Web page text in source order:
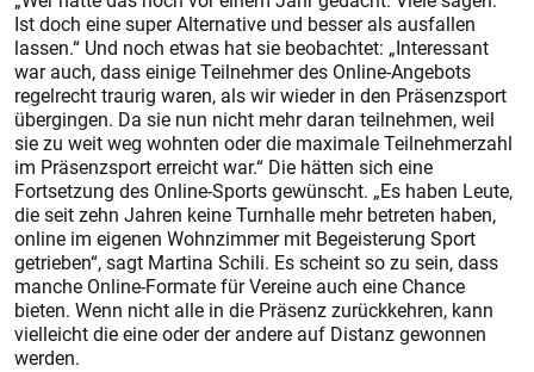
Ist doch eine super Alternative und besser als ausfallen
lassen.“ Und noch etwas hat sie beobachtet: „Interessant
war auch, dass einige Teilnehmer des Online-Angebots
regelrecht traurig waren, als wir wieder in den Präsenzsport
übergingen. Da sie nun nicht mehr daran teilnehmen, weil
sie zu weit weg wohnten oder die maximale Teilnehmerzahl
im Präsenzsport erreicht war.“ Die hätten sich eine
Fortsetzung des Online-Sports gewünscht. „Es haben Leute,
die seit zehn Jahren keine Turnhalle mehr betreten haben,
online im eigenen Wohnzimmer mit Begeisterung Sport
getrieben“, sagt Martina Schili. Es scheint so zu sein, dass
manche Online-Formate für Vereine auch eine Chance
bieten. Wenn nicht alle in die Präsenz zurückkehren, kann
vielleicht die eine oder der andere auf Distanz gewonnen
werden.